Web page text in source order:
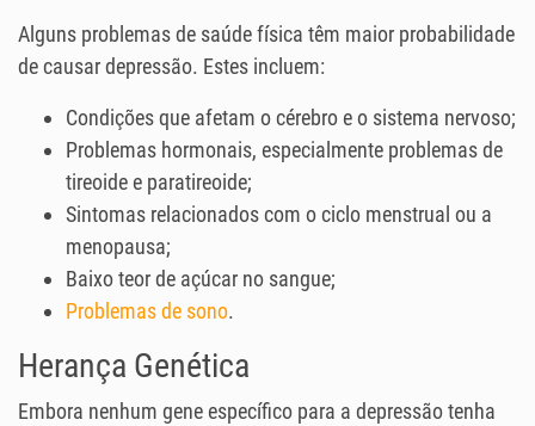
Alguns problemas de saúde física têm maior probabilidade
de causar depressão. Estes incluem:
Condições que afetam o cérebro e o sistema nervoso;
Problemas hormonais, especialmente problemas de
tireoide e paratireoide;
Sintomas relacionados com o ciclo menstrual ou a
menopausa;
Baixo teor de açúcar no sangue;
Problemas de sono.
Herança Genética
Embora nenhum gene específico para a depressão tenha